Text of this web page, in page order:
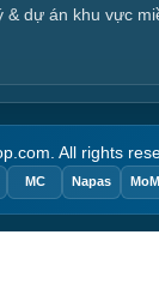
& dự án khu vực
All rights
MC Napas